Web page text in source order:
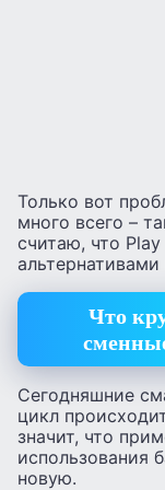
Только вот
много всего –
считаю, что
Что
Сегодняшние
цикл
значит, что
использования
новую.